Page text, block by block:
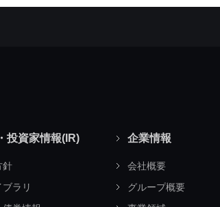
投資家情報(IR)
針
ラリ
企業情報
会社概要
グループ概要